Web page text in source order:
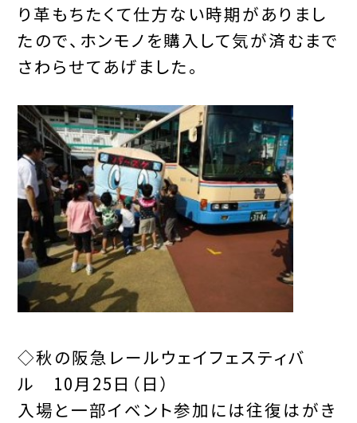
り革もちたくて仕方ない時期がありまし
たので、ホンモノを購入して気が済むまで
さわらせてあげました。
◇秋の阪急レールウェイフェスティバ
ル 10月25日（日）
入場と一部イベント参加には往復はがき